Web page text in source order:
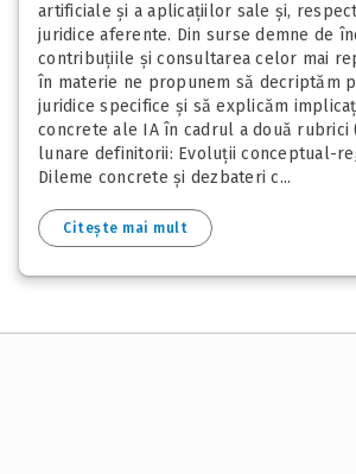
artificiale și a aplicațiilor sale și,
juridice aferente. Din surse demne de
contribuțiile și consultarea celor mai
în materie ne propunem să decriptăm
juridice specifice și să explicăm
concrete ale IA în cadrul a două rubrici
lunare definitorii: Evoluții conceptual-
Dileme concrete și dezbateri c...
Citește mai mult